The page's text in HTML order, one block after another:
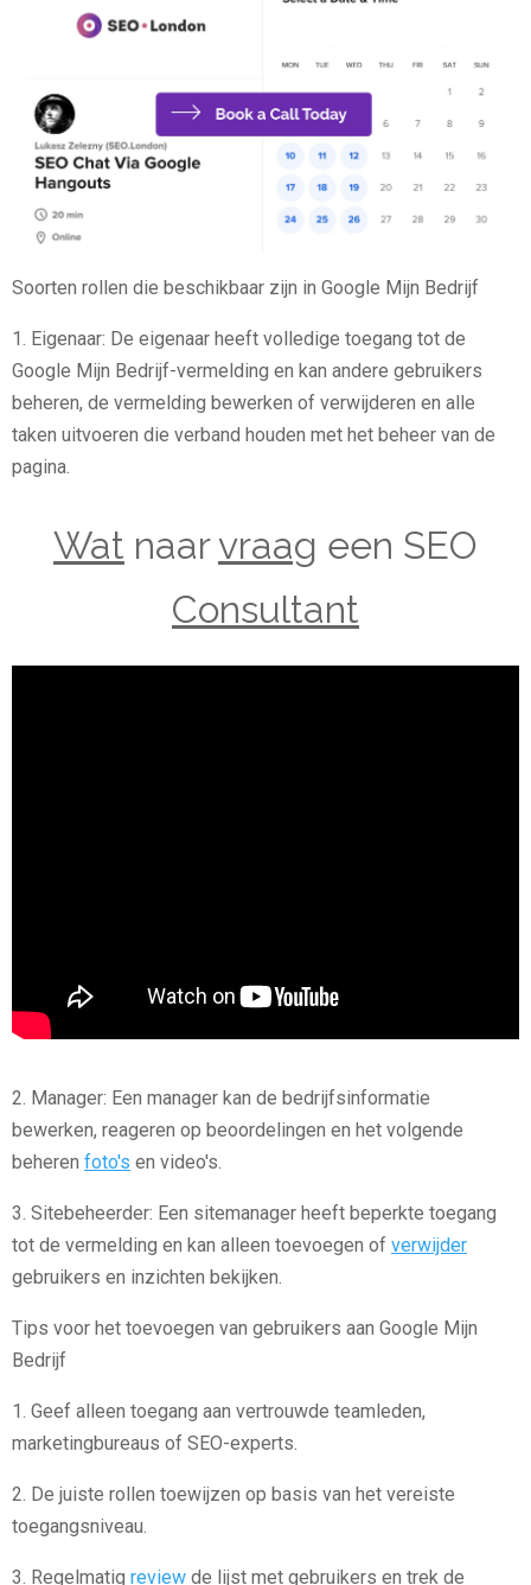
Soorten rollen die beschikbaar zijn in Google Mijn Bedrijf
1. Eigenaar: De eigenaar heeft volledige toegang tot de
Google Mijn Bedrijf-vermelding en kan andere gebruikers
beheren, de vermelding bewerken of verwijderen en alle
taken uitvoeren die verband houden met het beheer van de
pagina.
Wat naarvraag een SEO
Consultant
2. Manager: Een manager kan de bedrijfsinformatie
bewerken, reageren op beoordelingen en het volgende
beheren foto's en video's.
3. Sitebeheerder: Een sitemanager heeft beperkte toegang
tot de vermelding en kan alleen toevoegen of verwijder
gebruikers en inzichten bekijken.
Tips voor het toevoegen van gebruikers aan Google Mijn
Bedrijf
1. Geef alleen toegang aan vertrouwde teamleden,
marketingbureaus of SEO-experts.
2. De juiste rollen toewijzen op basis van het vereiste
toegangsniveau.
3. Regelmatig review de lijst met gebruikers en trek de